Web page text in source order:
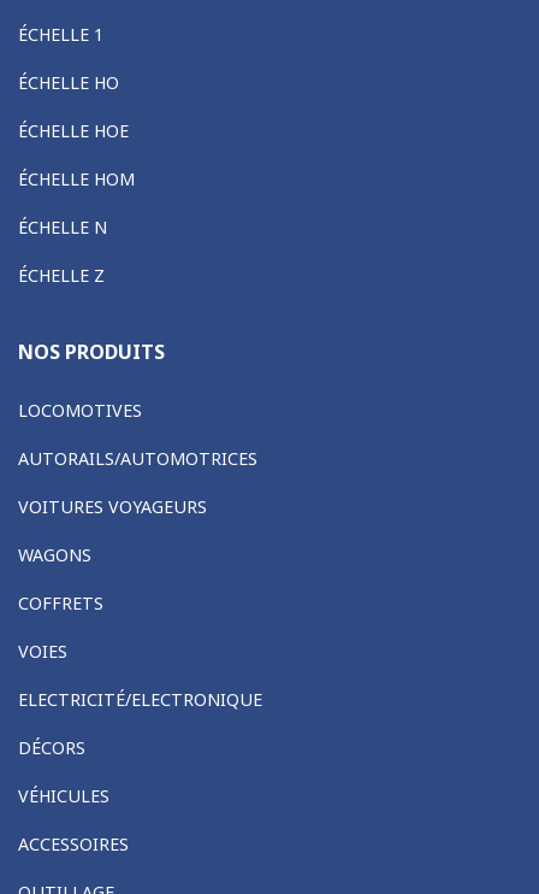
ÉCHELLE 1
ÉCHELLE HO
ÉCHELLE HOE
ÉCHELLE HOM
ÉCHELLE N
ÉCHELLE Z
NOS PRODUITS
LOCOMOTIVES
AUTORAILS/AUTOMOTRICES
VOITURES VOYAGEURS
WAGONS
COFFRETS
VOIES
ELECTRICITÉ/ELECTRONIQUE
DÉCORS
VÉHICULES
ACCESSOIRES